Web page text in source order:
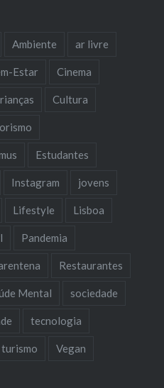
Ambiente ar livre
Estar Cinema
Cultura
Estudantes
Instagram jovens
Lifestyle Lisboa
Pandemia
Restaurantes
Mental sociedade
tecnologia
turismo Vegan